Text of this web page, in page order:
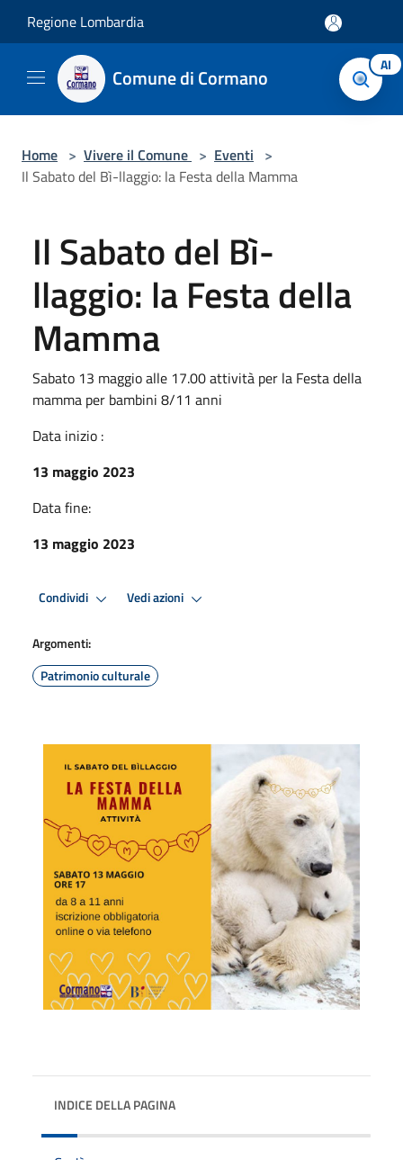
Regione Lombardia
Comune di Cormano AI
Home > Vivere il Comune > Eventi >
Il Sabato del Bì-llaggio: la Festa della Mamma
Il Sabato del Bì-
llaggio: la Festa della
Mamma
Sabato 13 maggio alle 17.00 attività per la Festa della
mamma per bambini 8/11 anni
Data inizio :
13 maggio 2023
Data fine:
13 maggio 2023
Condividi Vedi azioni
Argomenti:
Patrimonio culturale
INDICE DELLA PAGINA